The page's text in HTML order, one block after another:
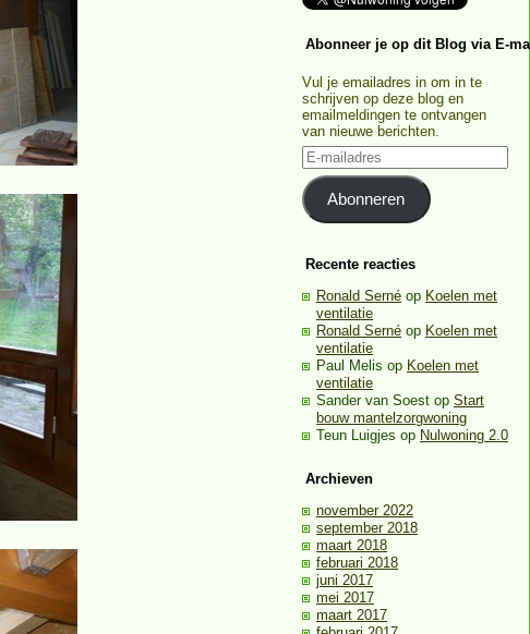
Abonneer je op dit Blog via E-
Vul je emailadres in om in te
schrijven op deze blog en
emailmeldingen te ontvangen
van nieuwe berichten.
E-
mailadres
Abonneren
Recente reacties
Ronald Serné op Koelen met
ventilatie
Ronald Serné op Koelen met
ventilatie
Paul Melis op Koelen met
ventilatie
Sander van Soest op Start
bouw mantelzorgwoning
Teun Luigjes op Nulwoning 2.0
Archieven
november 2022
september 2018
maart 2018
februari 2018
juni 2017
mei 2017
maart 2017